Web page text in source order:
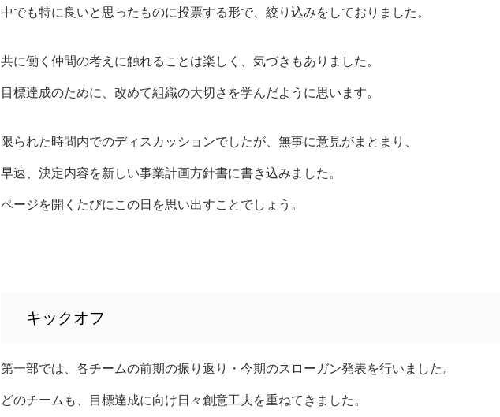
中でも特に良いと思ったものに投票する形で、絞り込みをしておりました。
共に働く仲間の考えに触れることは楽しく、気づきもありました。
目標達成のために、改めて組織の大切さを学んだように思います。
限られた時間内でのディスカッションでしたが、無事に意見がまとまり、
早速、決定内容を新しい事業計画方針書に書き込みました。
ページを開くたびにこの日を思い出すことでしょう。
キックオフ
第一部では、各チームの前期の振り返り・今期のスローガン発表を行いました。
どのチームも、目標達成に向け日々創意工夫を重ねてきました。